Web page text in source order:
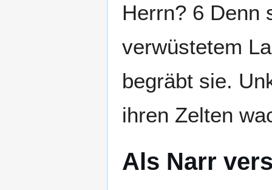
Herrn? 6 Denn
verwüstetem
begräbt sie.
ihren Zelten
Als Narr